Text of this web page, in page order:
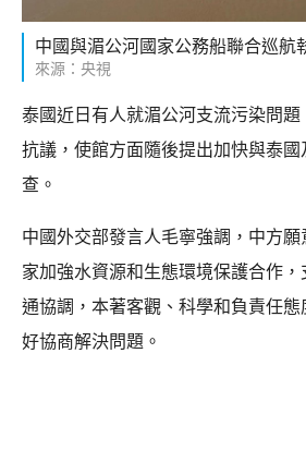
中國與湄公河國家公務船聯合巡航
來源：央視
泰國近日有人就湄公河支流污染問
抗議，使館方面隨後提出加快與泰國
查。
中國外交部發言人毛寧強調，中方
家加強水資源和生態環境保護合作
通協調，本著客觀、科學和負責任
好協商解決問題。